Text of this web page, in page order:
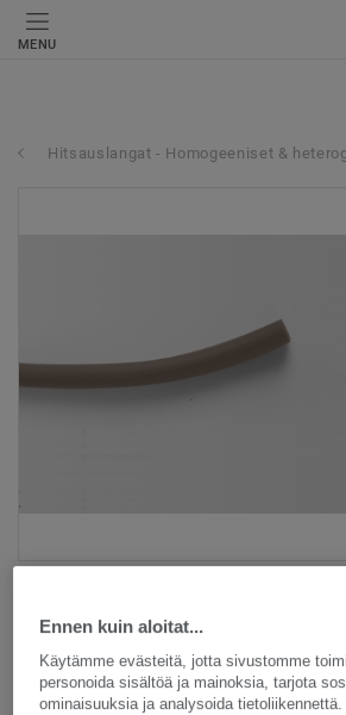
MENU
Hitsauslangat - Homogeeniset &
Ennen kuin aloitat...
Käytämme evästeitä, jotta sivustomme
personoida sisältöä ja mainoksia, tarjota
ominaisuuksia ja analysoida